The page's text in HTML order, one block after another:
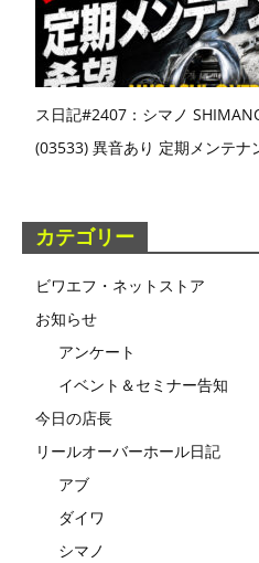
ス日記#2407：シマノ
(03533) 異音あり 定期メンテナ
カテゴリー
ビワエフ・ネットストア
お知らせ
アンケート
イベント＆セミナー告知
今日の店長
リールオーバーホール日記
アブ
ダイワ
シマノ